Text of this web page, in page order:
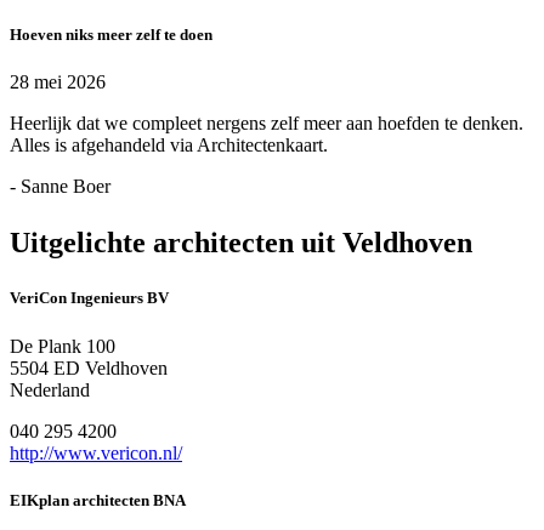
Hoeven niks meer zelf te doen
28 mei 2026
Heerlijk dat we compleet nergens zelf meer aan hoefden te denken.
Alles is afgehandeld via Architectenkaart.
- Sanne Boer
Uitgelichte architecten uit Veldhoven
VeriCon Ingenieurs BV
De Plank 100
5504 ED Veldhoven
Nederland
040 295 4200
http://www.vericon.nl/
EIKplan architecten BNA